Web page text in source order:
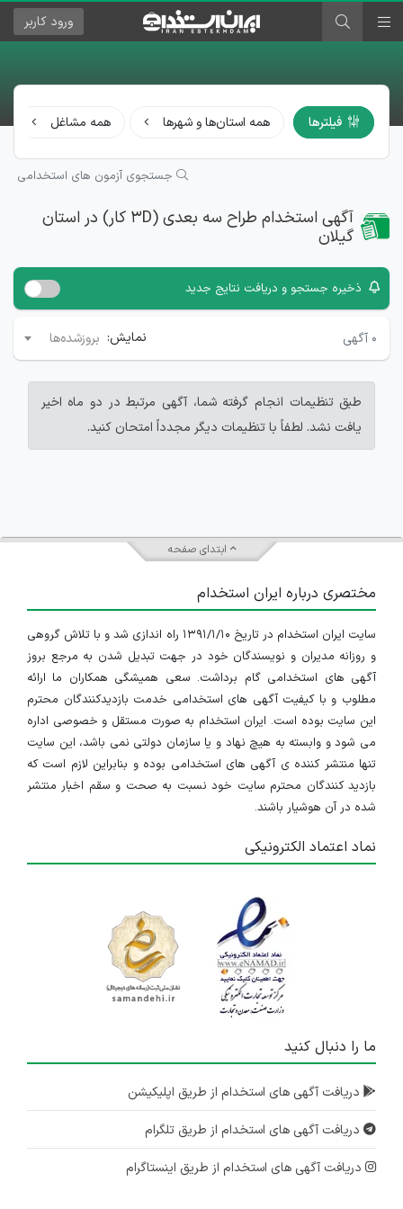
ورود کاربر
فیلترها همه استان‌ها و شهرها همه مشاغل
جستجوی آزمون های استخدامی
آگهی استخدام طراح سه بعدی (3D کار) در استان
گیلان
ذخیره جستجو و دریافت نتایج جدید
۰ آگهی نمایش: بروزشده‌ها
طبق تنظیمات انجام گرفته شما، آگهی مرتبط در دو ماه اخیر
یافت نشد. لطفاً با تنظیمات دیگر مجدداً امتحان کنید.
ابتدای صفحه
مختصری درباره ایران استخدام
سایت ایران استخدام در تاریخ ۱۳۹۱/۱/۱۰ راه اندازی شد و با تلاش گروهی
و روزانه مدیران و نویسندگان خود در جهت تبدیل شدن به مرجع بروز
آگهی های استخدامی گام برداشت. سعی همیشگی همکاران ما ارائه
مطلوب و با کیفیت آگهی های استخدامی خدمت بازدیدکنندگان محترم
این سایت بوده است. ایران استخدام به صورت مستقل و خصوصی اداره
می شود و وابسته به هیچ نهاد و یا سازمان دولتی نمی باشد، این سایت
تنها منتشر کننده ی آگهی های استخدامی بوده و بنابراین لازم است که
بازدید کنندگان محترم سایت خود نسبت به صحت و سقم اخبار منتشر
شده در آن هوشیار باشند.
نماد اعتماد الکترونیکی
ما را دنبال کنید
دریافت آگهی های استخدام از طریق اپلیکیشن
دریافت آگهی های استخدام از طریق تلگرام
دریافت آگهی های استخدام از طریق اینستاگرام